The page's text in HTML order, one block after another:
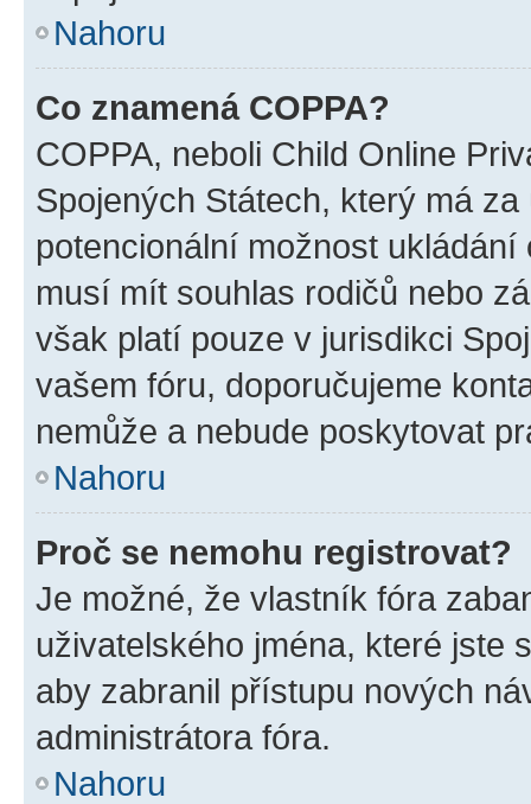
Nahoru
Co znamená COPPA?
COPPA, neboli Child Online
Spojených Státech, který má
potencionální možnost
musí mít souhlas rodičů nebo
však platí pouze v jurisdikci
vašem fóru, doporučujeme
nemůže a nebude poskytovat
Nahoru
Proč se nemohu registrovat?
Je možné, že vlastník fóra
uživatelského jména, které jste
aby zabranil přístupu nových
administrátora fóra.
Nahoru